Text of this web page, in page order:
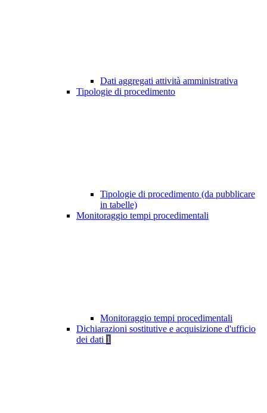
Dati aggregati attività amministrativa
Tipologie di procedimento
Tipologie di procedimento (da pubblicare
in tabelle)
Monitoraggio tempi procedimentali
Monitoraggio tempi procedimentali
Dichiarazioni sostitutive e acquisizione d'ufficio
dei dati 1